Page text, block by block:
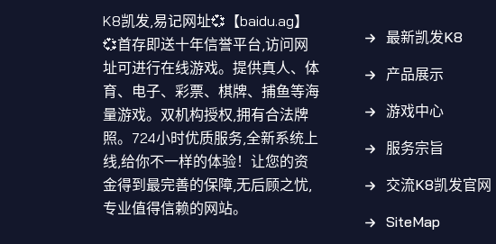
K8凯发,易记网址💞【baidu.ag】
💞首存即送十年信誉平台,访问网
址可进行在线游戏。提供真人、体
育、电子、彩票、棋牌、捕鱼等海
量游戏。双机构授权,拥有合法牌
照。724小时优质服务,全新系统上
线,给你不一样的体验！让您的资
金得到最完善的保障,无后顾之忧,
专业值得信赖的网站。
最新凯发K8
产品展示
游戏中心
服务宗旨
交流K8凯发官网
SiteMap